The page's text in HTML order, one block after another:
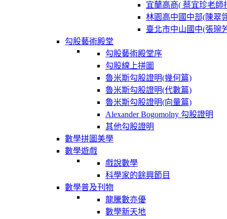
宜蘭高商( 蔡宜珍老師
林園高中國中部(陳翠
臺北市中山國中(張琬
勾股藝術殿堂
勾股藝術殿堂序
勾股線上拼圖
魯米斯勾股證明(幾何篇)
魯米斯勾股證明(代數篇)
魯米斯勾股證明(向量篇)
Alexander Bogomolny 勾股證明
其他勾股證明
數學拼圖美學
數學遊戲
戲說數學
科學家的餘興節目
數學普及刊物
龍騰數亦優
數學新天地